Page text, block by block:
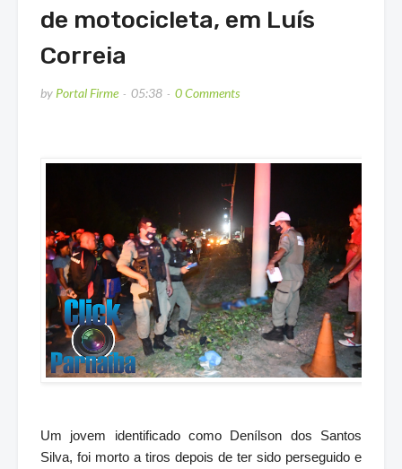
de motocicleta, em Luís
Correia
byPortal Firme 05:38 0 Comments
Um jovem identificado como Denílson dos Santos
Silva, foi morto a tiros depois de ter sido perseguido e